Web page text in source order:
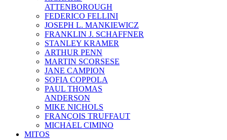
ATTENBOROUGH
FEDERICO FELLINI
JOSEPH L. MANKIEWICZ
FRANKLIN J. SCHAFFNER
STANLEY KRAMER
ARTHUR PENN
MARTIN SCORSESE
JANE CAMPION
SOFIA COPPOLA
PAUL THOMAS
ANDERSON
MIKE NICHOLS
FRANÇOIS TRUFFAUT
MICHAEL CIMINO
MITOS